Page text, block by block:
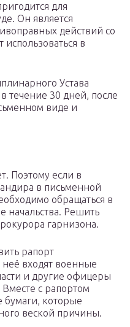
для
Он является
действий со
в
Устава
течение 30 дней, после
виде и
Поэтому если в
в письменной
обращаться в
начальства. Решить
гарнизона.
рапорт
неё входят военные
и другие офицеры
Вместе с рапортом
бумаги, которые
веской причины.